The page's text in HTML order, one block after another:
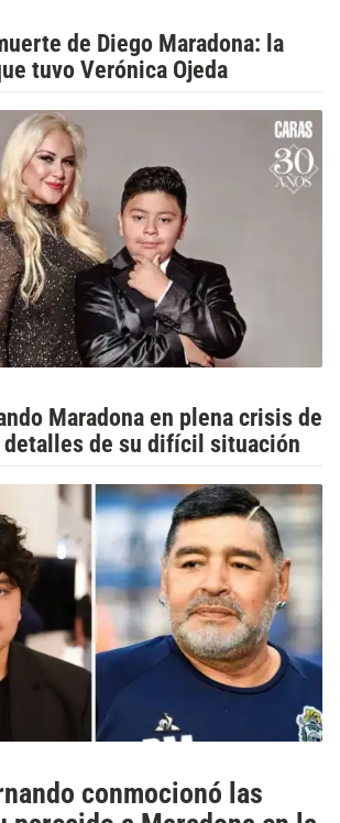
de Diego Maradona: la
tuvo Verónica Ojeda
Maradona en plena crisis de
de su difícil situación
conmocionó las